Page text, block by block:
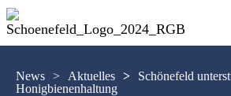
News > Aktuelles >
Schönefeld
Honigbienenhaltung